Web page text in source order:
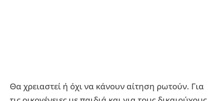
Θα χρειαστεί ή όχι να κάνουν αίτηση ρωτούν. Για